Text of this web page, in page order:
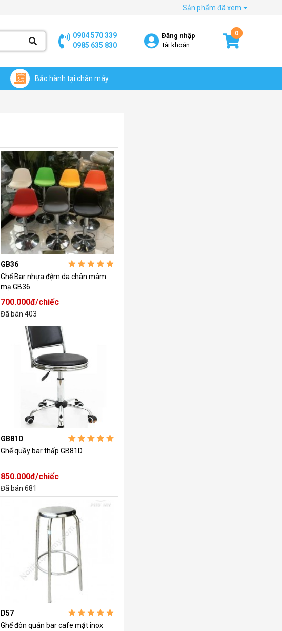
Sản phẩm đã xem
0904 570 339
0985 635 830
Đăng nhập
Tài khoản
0
Bảo hành tại chân máy
GB36
Ghế Bar nhựa đệm da chân mâm
mạ GB36
700.000đ/chiếc
Đã bán 403
GB81D
Ghế quầy bar thấp GB81D
850.000đ/chiếc
Đã bán 681
D57
Ghế đôn quán bar cafe mặt inox